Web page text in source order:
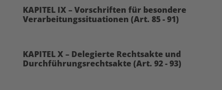
KAPITEL IX – Vorschriften für besondere
Verarbeitungssituationen (Art. 85 - 91)
KAPITEL X – Delegierte Rechtsakte und
Durchführungsrechtsakte (Art. 92 - 93)